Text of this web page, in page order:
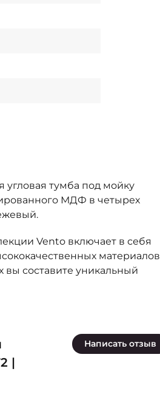
угловая тумба под мойку
МДФ в четырех
Vento включает в себя
материалов
вы составите уникальный
|
Написать отзыв